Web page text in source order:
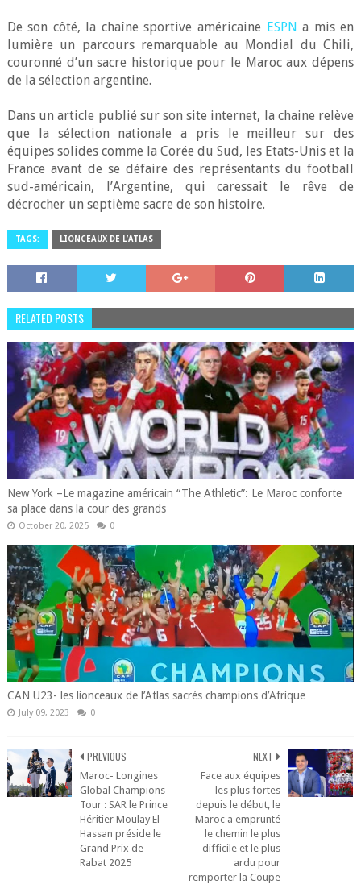
De son côté, la chaîne sportive américaine ESPN a mis en
lumière un parcours remarquable au Mondial du Chili,
couronné d’un sacre historique pour le Maroc aux dépens
de la sélection argentine.
Dans un article publié sur son site internet, la chaine relève
que la sélection nationale a pris le meilleur sur des
équipes solides comme la Corée du Sud, les Etats-Unis et la
France avant de se défaire des représentants du football
sud-américain, l’Argentine, qui caressait le rêve de
décrocher un septième sacre de son histoire.
TAGS: LIONCEAUX DE L’ATLAS
RELATED POSTS
New York –Le magazine américain “The Athletic”: Le Maroc conforte
sa place dans la cour des grands
October 20, 2025 0
CAN U23- les lionceaux de l’Atlas sacrés champions d’Afrique
July 09, 2023 0
NEXT
Face aux équipes
les plus fortes
depuis le début, le
Maroc a emprunté
le chemin le plus
difficile et le plus
ardu pour
remporter la Coupe
PREVIOUS
Maroc- Longines
Global Champions
Tour : SAR le Prince
Héritier Moulay El
Hassan préside le
Grand Prix de
Rabat 2025